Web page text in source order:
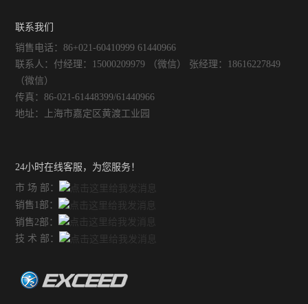
不锈钢常压反应釜
的完满结合
联系我们
销售电话：86+021-60410999 61440966
联系人：付经理：15000209979 （微信） 张经理：18616227849
（微信）
传真：86-021-61448399/61440966
地址：上海市嘉定区黄渡工业园
24小时在线客服，为您服务！
市 场 部：
销售1部：
销售2部：
技 术 部：